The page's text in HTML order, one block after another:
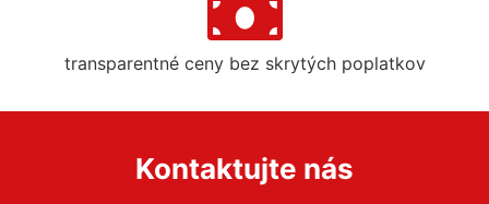
transparentné ceny bez skrytých poplatkov
Kontaktujte nás